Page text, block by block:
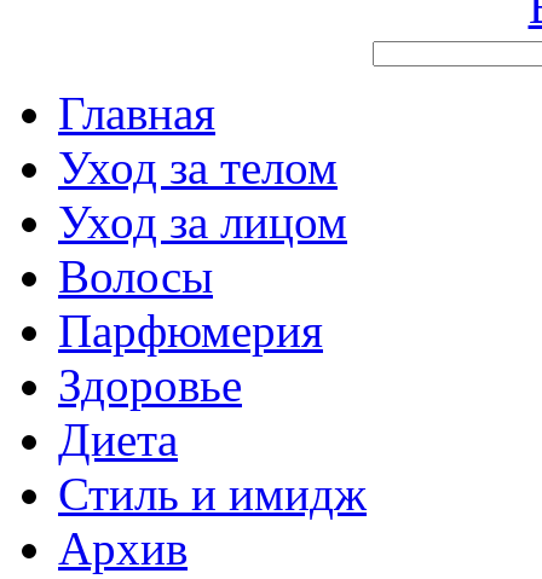
Главная
Уход за телом
Уход за лицом
Волосы
Парфюмерия
Здоровье
Диета
Стиль и имидж
Архив